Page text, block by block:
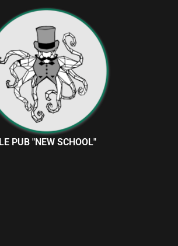
LE PUB "NEW SCHOOL"